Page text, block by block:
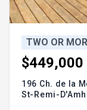
TWO OR
$449,000
196 Ch. de la
St-Remi-